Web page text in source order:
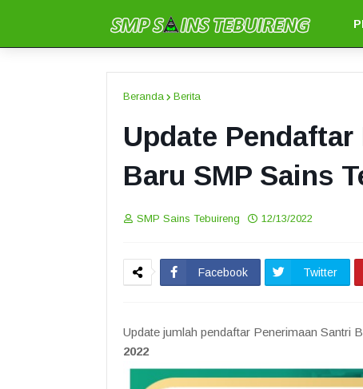
Beranda Berita
Update
Baru SMP Sains
SMP Sains Tebuireng 12/13/2022
Facebook Twitter
Update jumlah pendaftar Penerimaan Santri
2022